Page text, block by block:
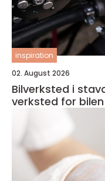
inspiration
02. August 2026
Bilverksted i
verksted for